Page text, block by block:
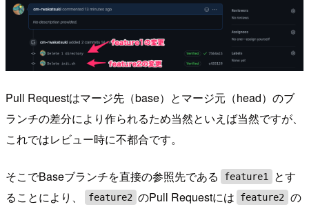
Pull Requestはマージ先（base）とマージ元（head）のブ
ランチの差分により作られるため当然といえば当然ですが、
これではレビュー時に不都合です。
そこでBaseブランチを直接の参照先である feature1
とす
ることにより、
feature2 のPull Requestには feature2
の